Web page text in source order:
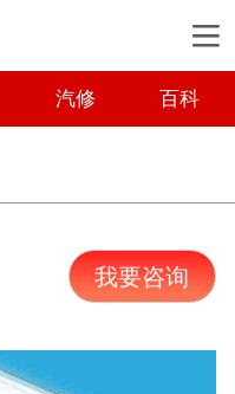
汽修 百科
我要咨询